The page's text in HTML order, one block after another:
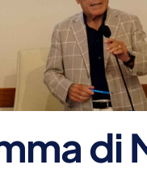
di